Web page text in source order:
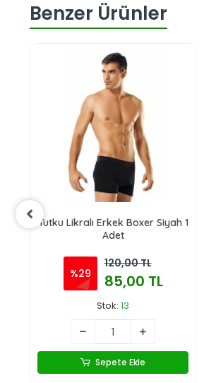
Benzer Ürünler
Tutku Likralı Erkek Boxer Siyah 1
Adet
%29
120,00 TL
85,00 TL
Stok: 13
Sepete Ekle